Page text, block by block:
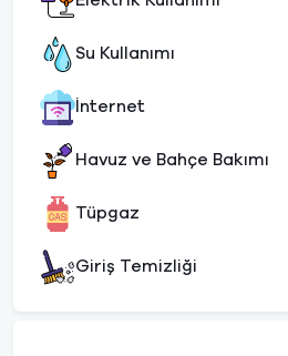
Su Kullanımı
İnternet
Havuz ve Bahçe Bakımı
Tüpgaz
Giriş Temizliği